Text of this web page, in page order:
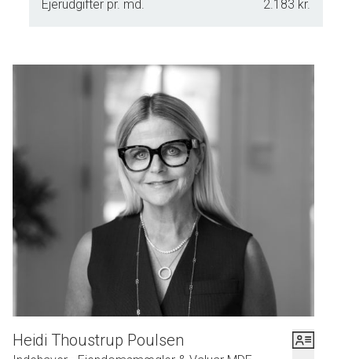
Ejerudgifter pr. md. 2.183 kr.
Heidi Thoustrup Poulsen